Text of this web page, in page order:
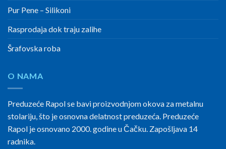
Pur Pene – Silikoni
Rasprodaja dok traju zalihe
Šrafovska roba
O NAMA
Preduzeće Rapol se bavi proizvodnjom okova za metalnu
stolariju, što je osnovna delatnost preduzeća. Preduzeće
Rapol je osnovano 2000. godine u Čačku. Zapošljava 14
radnika.